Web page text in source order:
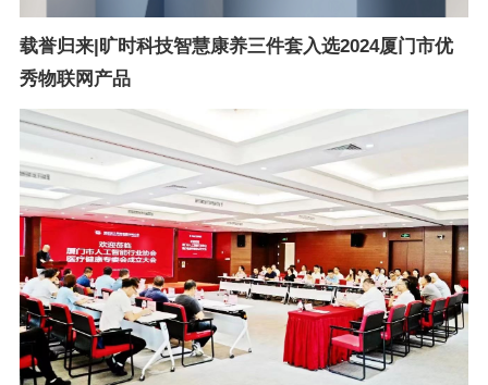
载誉归来|旷时科技智慧康养三件套入选2024厦门市优
秀物联网产品